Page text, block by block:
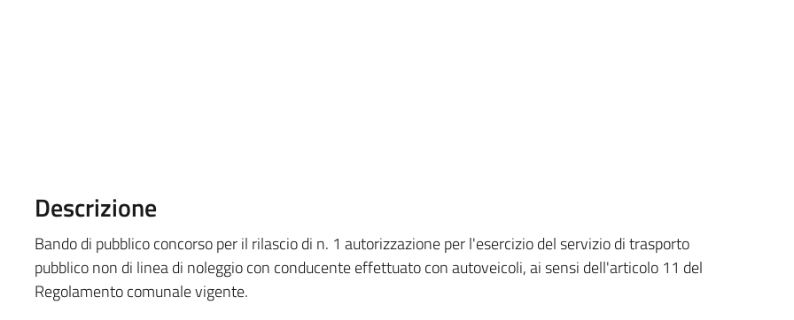
Descrizione
Bando di pubblico concorso per il rilascio di n. 1 autorizzazione per l'esercizio del servizio di trasporto
pubblico non di linea di noleggio con conducente effettuato con autoveicoli, ai sensi dell'articolo 11 del
Regolamento comunale vigente.